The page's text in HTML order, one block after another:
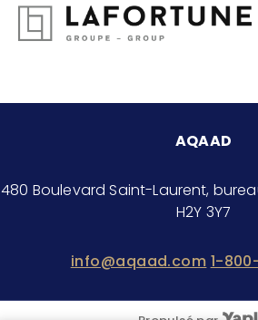
AQAAD
480 Boulevard Saint-Laurent,
H2Y 3Y7
info@aqaad.com 1-